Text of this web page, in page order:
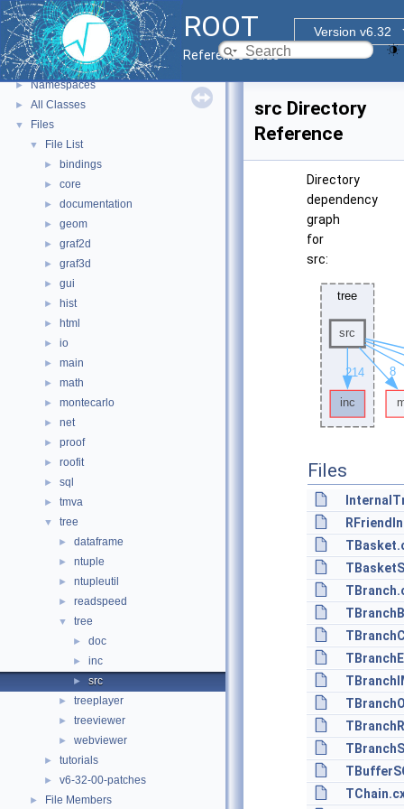
ROOT
Version v6.32
Reference Guide
▼ ROOT
ROOT Reference Documentation
Tutorials
► Functional Parts
► Namespaces
► All Classes
▼ Files
▼ File List
► bindings
► core
► documentation
► geom
► graf2d
► graf3d
► gui
► hist
► html
► io
► main
► math
► montecarlo
► net
► proof
► roofit
► sql
► tmva
▼ tree
► dataframe
► ntuple
► ntupleutil
► readspeed
▼ tree
► doc
► inc
► src
► treeplayer
► treeviewer
► webviewer
► tutorials
► v6-32-00-patches
► File Members
src Directory
Reference
Directory
dependency
graph
for
src:
Files